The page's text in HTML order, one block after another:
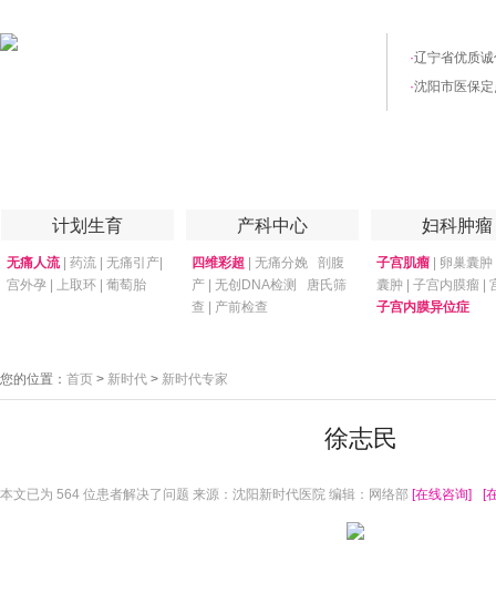
·辽宁省优质
·沈阳市医保
计划生育
无痛人流| 药流 无痛引产
宫外孕
上取环 葡萄胎
产科中心
四维彩超 无痛分娩
剖腹
产
无创DNA检测
唐氏筛
查
产前检查
妇科肿瘤
子宫肌瘤
卵巢囊肿
囊肿
子宫内膜瘤
子宫内膜异位症
您的位置： 首页 > 新时代 > 新时代专家
徐志民
本文已为 564 位患者解决了问题 来源：沈阳新时代医院 编辑：网络部 [在线咨询] [